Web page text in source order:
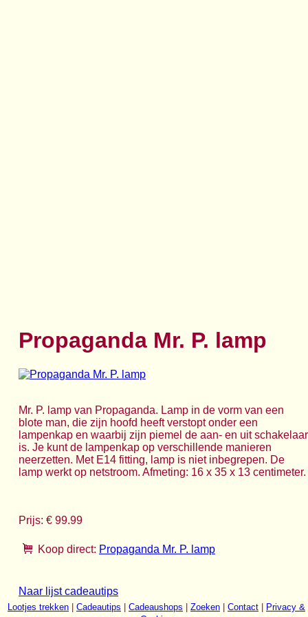
Propaganda Mr. P. lamp
Mr. P. lamp van Propaganda. Lamp in de vorm van een
blote man, die zijn hoofd heeft verstopt onder een
lampenkap en waarbij zijn piemel de aan- en uit schakelaar
is. Je kunt de lampenkap op verschillende manieren
neerzetten. Met E14 fitting, lamp is niet inbegrepen. De
lamp werkt op netstroom. Afmeting: 16 x 35 x 13 centimeter.
Prijs: € 99.99
Koop direct: Propaganda Mr. P. lamp
Naar lijst cadeautips
Lootjes trekken Cadeautips Cadeaushops Zoeken Contact
Privacy &